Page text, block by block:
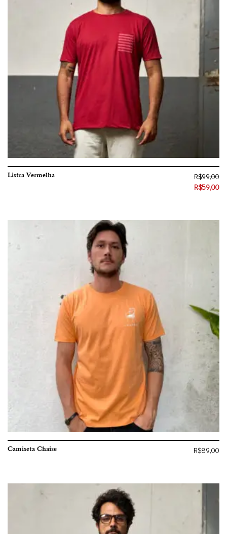
Listra Vermelha R$99,00
R$59,00
Camiseta Chaise R$89,00